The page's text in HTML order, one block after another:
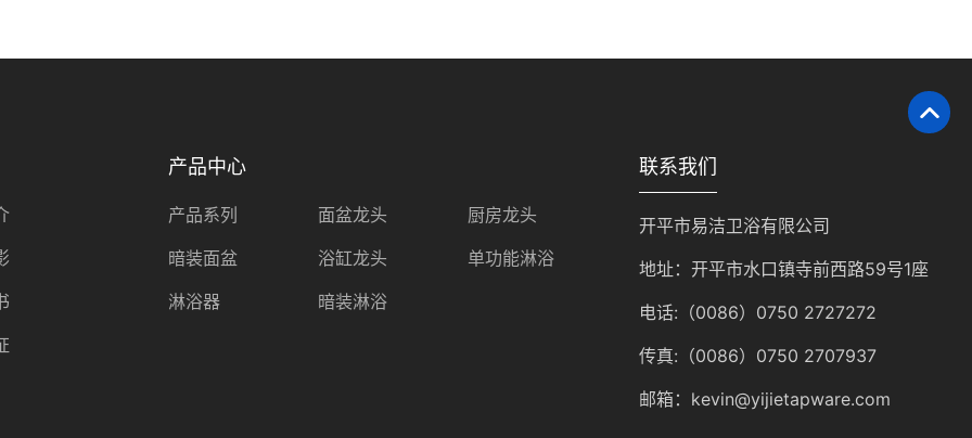
产品中心
产品系列 面盆龙头
厨房龙头
暗装面盆
浴缸龙头
单功能淋浴
淋浴器
暗装淋浴
联系我们
开平市易洁卫浴有限公司
地址：开平市水口镇寺前西路59号1座
电话:（0086）0750 2727272
传真:（0086）0750 2707937
邮箱：kevin@yijietapware.com